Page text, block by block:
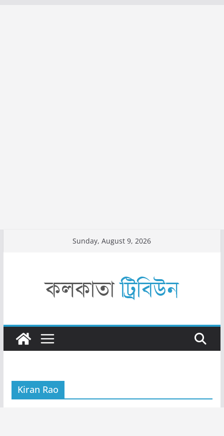
Sunday, August 9, 2026
Kiran Rao